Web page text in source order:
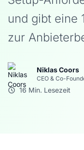
und gibt eine
zur
Niklas Coors
CEO & Co-
16 Min. Lesezeit